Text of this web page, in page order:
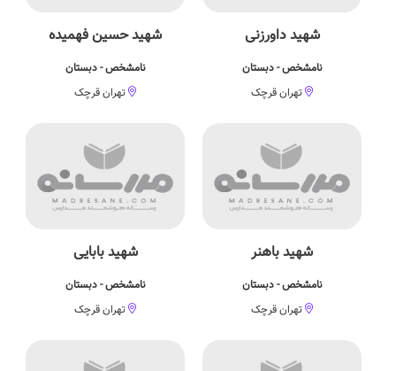
شهید داورزنی
نامشخص - دبستان
تهران قرچک
شهید حسین فهمیده
نامشخص - دبستان
تهران قرچک
شهید باهنر
نامشخص - دبستان
تهران قرچک
شهید بابایی
نامشخص - دبستان
تهران قرچک